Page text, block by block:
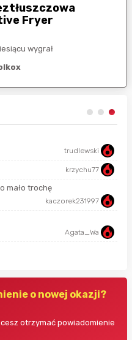
Fryer
wygrał
trudlewski
krzychu77
mało trochę
kaczorek231997
Agata_Wa
o nowej okazji?
otrzymać powiadomienie